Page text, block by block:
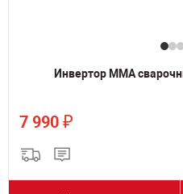
Инвертор MMA
7 990 ₽